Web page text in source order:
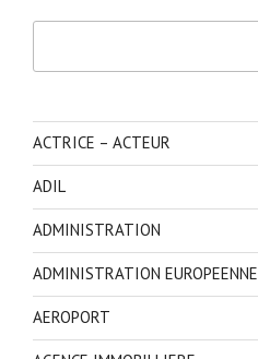
ACTRICE – ACTEUR
ADIL
ADMINISTRATION
ADMINISTRATION EUROPEENNE
AEROPORT